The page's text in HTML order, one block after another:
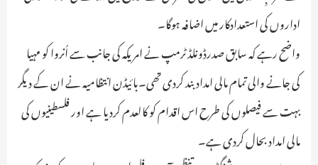
اداروں کی استعدادکار میں اضافہ ہوگا۔
واضح رہے کہ سابق صدرڈونلڈ ٹرمپ نے امریکہ کی جانب سے اُنروا کو مہیا
کی جانے والی تمام مالی امداد بند کردی تھی۔بائیڈن انتظامیہ نے ان کے دیگر
بہت سے فیصلوں کی طرح اس اقدام کو کالعدم کردیا ہے اور فلسطینیوں کی
مالی امداد بحال کردی ہے۔